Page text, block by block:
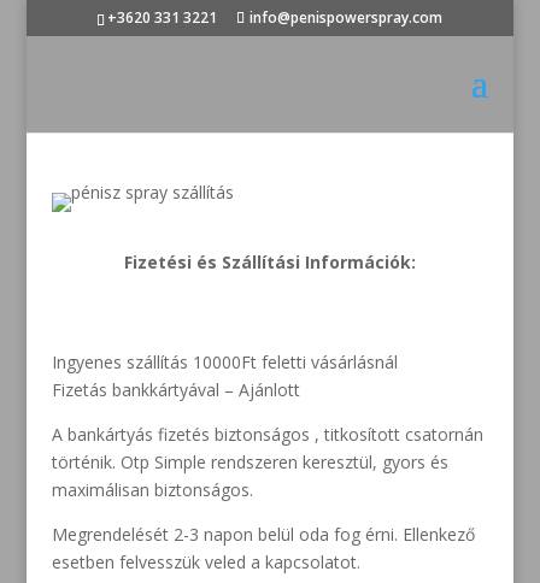
+3620 331 3221 info@penispowerspray.com
Fizetési és Szállítási Információk:
Ingyenes szállítás 10000Ft feletti vásárlásnál
Fizetás bankkártyával – Ajánlott
A bankártyás fizetés biztonságos , titkosított csatornán
történik. Otp Simple rendszeren keresztül, gyors és
maximálisan biztonságos.
Megrendelését 2-3 napon belül oda fog érni. Ellenkező
esetben felvesszük veled a kapcsolatot.